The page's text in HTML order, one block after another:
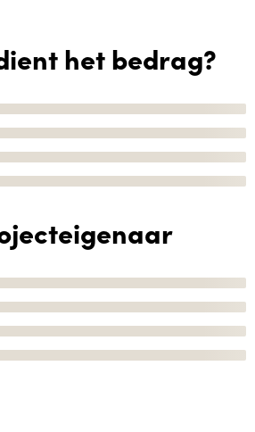
het bedrag?